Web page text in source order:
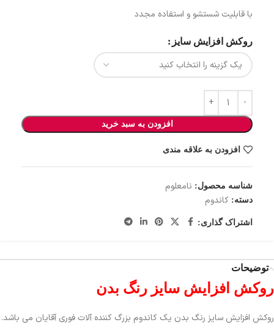
با قابلیت شستشو و استفاده مجدد
روکش افزایش سایز
افزودن به سبد خرید
افزودن به علاقه مندی
شناسه محصول: نامعلوم
دسته: کاندوم
اشتراک گذاری:
توضیحات
روکش افزایش سایز رنگ بدن
روکش افزایش سایز رنگ بدن یک کاندوم بزرگ کننده آلات فوری آقایان می باشد.